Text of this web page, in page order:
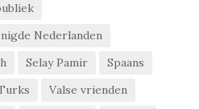
Nederlanden
Selay Pamir
Spaans
Valse vrienden